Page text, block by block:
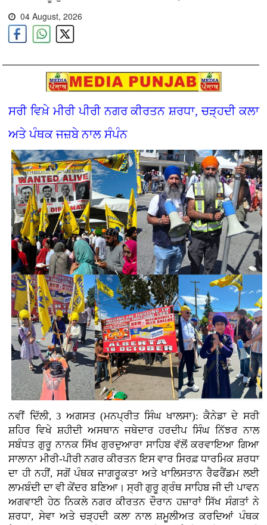
04 August, 2026
ਸਰੀ ਵਿਖ਼ੇ ਮੀਰੀ ਪੀਰੀ ਨਗਰ ਕੀਰਤਨ ਸ਼ਰਧਾ, ਚੜ੍ਹਦੀ ਕਲਾ
ਅਤੇ ਪੰਥਕ ਜਜ਼ਬੇ ਨਾਲ ਸੰਪੰਨ
ਨਵੀਂ ਦਿੱਲੀ, 3ਅਗਸਤ (ਮਨਪ੍ਰੀਤ ਸਿੰਘ ਖਾਲਸਾ): ਕੈਨੇਡਾ ਦੇ ਸਰੀ
ਸ਼ਹਿਰ ਵਿਖੇ ਸ਼ਹੀਦੀ ਅਸਥਾਨ ਜਥੇਦਾਰ ਹਰਦੀਪ ਸਿੰਘ ਨਿੱਝਰ ਨਾਲ
ਸਬੰਧਤ ਗੁਰੂ ਨਾਨਕ ਸਿੱਖ ਗੁਰਦੁਆਰਾ ਸਾਹਿਬ ਵੱਲੋਂ ਕਰਵਾਇਆ ਗਿਆ
ਸਾਲਾਨਾ ਮੀਰੀ-ਪੀਰੀ ਨਗਰ ਕੀਰਤਨ ਇਸ ਵਾਰ ਸਿਰਫ਼ ਧਾਰਮਿਕ ਸ਼ਰਧਾ
ਦਾ ਹੀ ਨਹੀਂ, ਸਗੋਂ ਪੰਥਕ ਜਾਗਰੂਕਤਾ ਅਤੇ ਖਾਲਿਸਤਾਨ ਰੈਫਰੈਂਡਮ ਲਈ
ਲਾਮਬੰਦੀ ਦਾ ਵੀ ਕੇਂਦਰ ਬਣਿਆ। ਸ੍ਰੀ ਗੁਰੂ ਗ੍ਰੰਥ ਸਾਹਿਬ ਜੀ ਦੀ ਪਾਵਨ
ਅਗਵਾਈ ਹੇਠ ਨਿਕਲੇ ਨਗਰ ਕੀਰਤਨ ਦੌਰਾਨ ਹਜ਼ਾਰਾਂ ਸਿੱਖ ਸੰਗਤਾਂ ਨੇ
ਸ਼ਰਧਾ, ਸੇਵਾ ਅਤੇ ਚੜ੍ਹਦੀ ਕਲਾ ਨਾਲ ਸ਼ਮੂਲੀਅਤ ਕਰਦਿਆਂ ਪੰਥਕ